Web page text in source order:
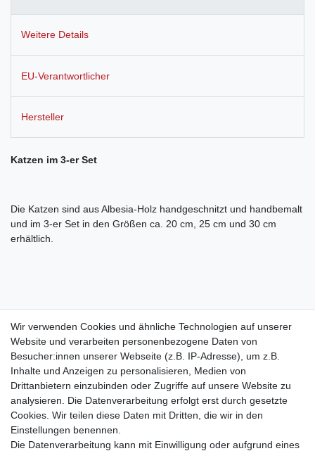
Weitere Details
EU-Verantwortlicher
Hersteller
Katzen im 3-er Set
Die Katzen sind aus Albesia-Holz handgeschnitzt und handbemalt
und im 3-er Set in den Größen ca. 20 cm, 25 cm und 30 cm
erhältlich.
Bei diesem Artikel handelt es sich um ein handgeschnitztes Unikat
aus Holz. Daher können leichte
Abweichungen vom abgebildeten Produkt in Form, Farbe und
Größe vorkommen, was keinen
Reklamationsgrund darstellt, sondern die Einzigartigkeit des
Produktes unterstreicht.
Wir verwenden Cookies und ähnliche Technologien auf unserer
Website und verarbeiten personenbezogene Daten von
Besucher:innen unserer Webseite (z.B. IP-Adresse), um z.B.
Inhalte und Anzeigen zu personalisieren, Medien von
Drittanbietern einzubinden oder Zugriffe auf unsere Website zu
analysieren. Die Datenverarbeitung erfolgt erst durch gesetzte
Cookies. Wir teilen diese Daten mit Dritten, die wir in den
Einstellungen benennen.
Die Datenverarbeitung kann mit Einwilligung oder aufgrund eines